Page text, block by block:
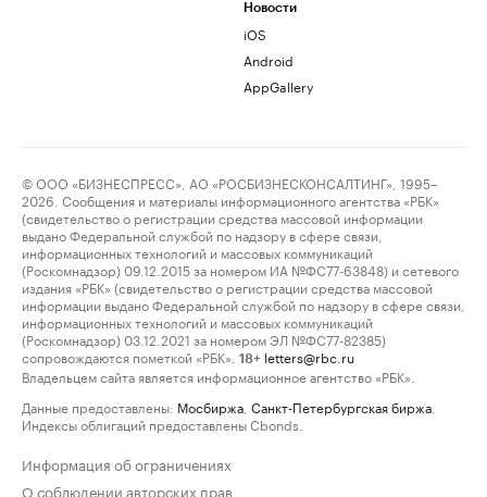
Новости
iOS
Android
AppGallery
© ООО «БИЗНЕСПРЕСС», АО «РОСБИЗНЕСКОНСАЛТИНГ», 1995–
2026. Сообщения и материалы информационного агентства «РБК»
(свидетельство о регистрации средства массовой информации
выдано Федеральной службой по надзору в сфере связи,
информационных технологий и массовых коммуникаций
(Роскомнадзор) 09.12.2015 за номером ИА №ФС77-63848) и сетевого
издания «РБК» (свидетельство о регистрации средства массовой
информации выдано Федеральной службой по надзору в сфере связи,
информационных технологий и массовых коммуникаций
(Роскомнадзор) 03.12.2021 за номером ЭЛ №ФС77-82385)
сопровождаются пометкой «РБК».
18+ letters@rbc.ru
Владельцем сайта является информационное агентство «РБК».
Данные предоставлены: Мосбиржа Санкт-Петербургская биржа
Индексы облигаций предоставлены Cbonds.
Информация об ограничениях
О соблюдении авторских прав